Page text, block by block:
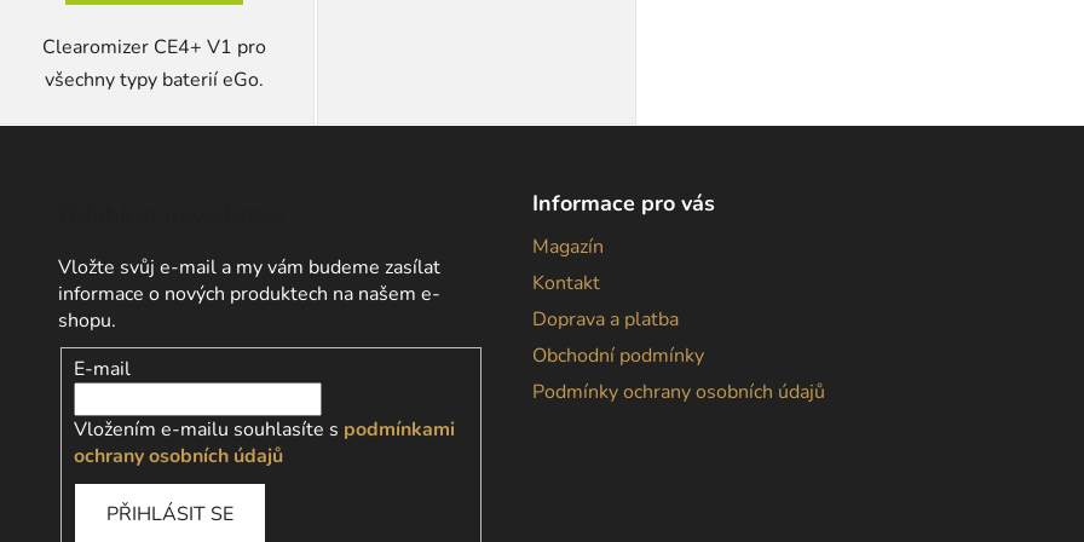
Clearomizer CE4+ V1 pro
všechny typy baterií eGo.
Vložte svůj e-mail a my vám budeme zasílat
informace o nových produktech na našem e-
shopu.
E-mail
Vložením e-mailu souhlasíte s podmínkami
ochrany osobních údajů
PŘIHLÁSIT SE
Informace pro vás
Magazín
Kontakt
Doprava a platba
Obchodní podmínky
Podmínky ochrany osobních údajů